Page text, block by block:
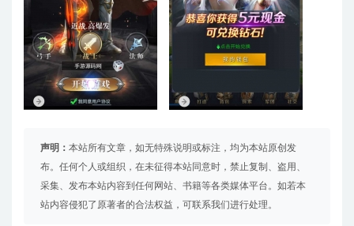
声明： 本站所有文章，如无特殊说明或标注，均为本站原创发
布。任何个人或组织，在未征得本站同意时，禁止复制、盗用、
采集、发布本站内容到任何网站、书籍等各类媒体平台。如若本
站内容侵犯了原著者的合法权益，可联系我们进行处理。